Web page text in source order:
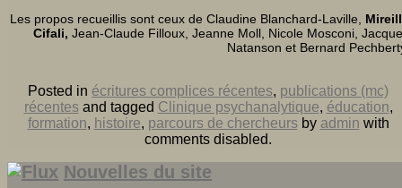
Les propos recueillis sont ceux de Claudine Blanchard-Laville,
Cifali, Jean-Claude Filloux, Jeanne Moll, Nicole Mosconi,
Natanson et Bernard
Posted in écritures complices récentes, publications (mc)
récentesand tagged Clinique psychanalytique, éducation,
formation, histoire, parcours de chercheursby admin with
comments disabled.
Nouvelles du site